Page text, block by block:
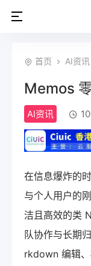
首页 AI资讯
Memos
AI资讯
在信息爆炸的
与个人用户的
洁且高效的类
队协作与长期
rkdown 编辑